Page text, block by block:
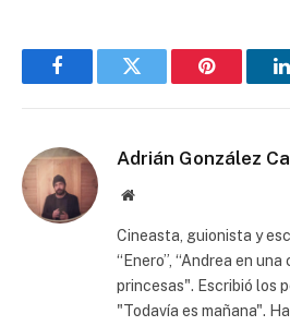
FacebookTwitter Pinterest
Adrián González
Website
Cineasta, guionista y
“Enero”, “Andrea en
princesas". Escribió los
"Todavía es mañana".